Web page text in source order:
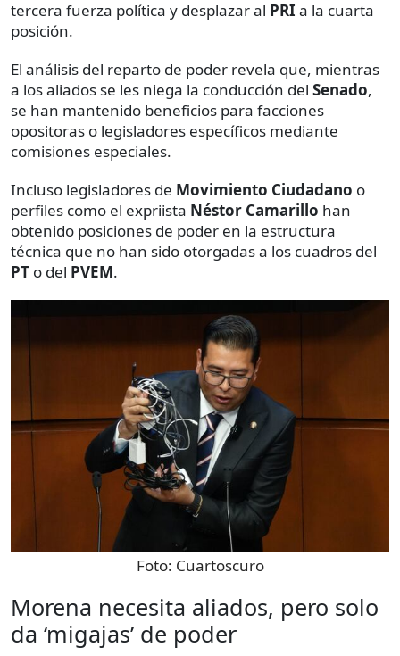
tercera fuerza política y desplazar al PRI a la cuarta
posición.
El análisis del reparto de poder revela que, mientras
a los aliados se les niega la conducción del Senado,
se han mantenido beneficios para facciones
opositoras o legisladores específicos mediante
comisiones especiales.
Incluso legisladores de Movimiento Ciudadano o
perfiles como el expriista Néstor Camarillo han
obtenido posiciones de poder en la estructura
técnica que no han sido otorgadas a los cuadros del
PT o del PVEM.
Foto: Cuartoscuro
Morena necesita aliados, pero solo
da ‘migajas’ de poder